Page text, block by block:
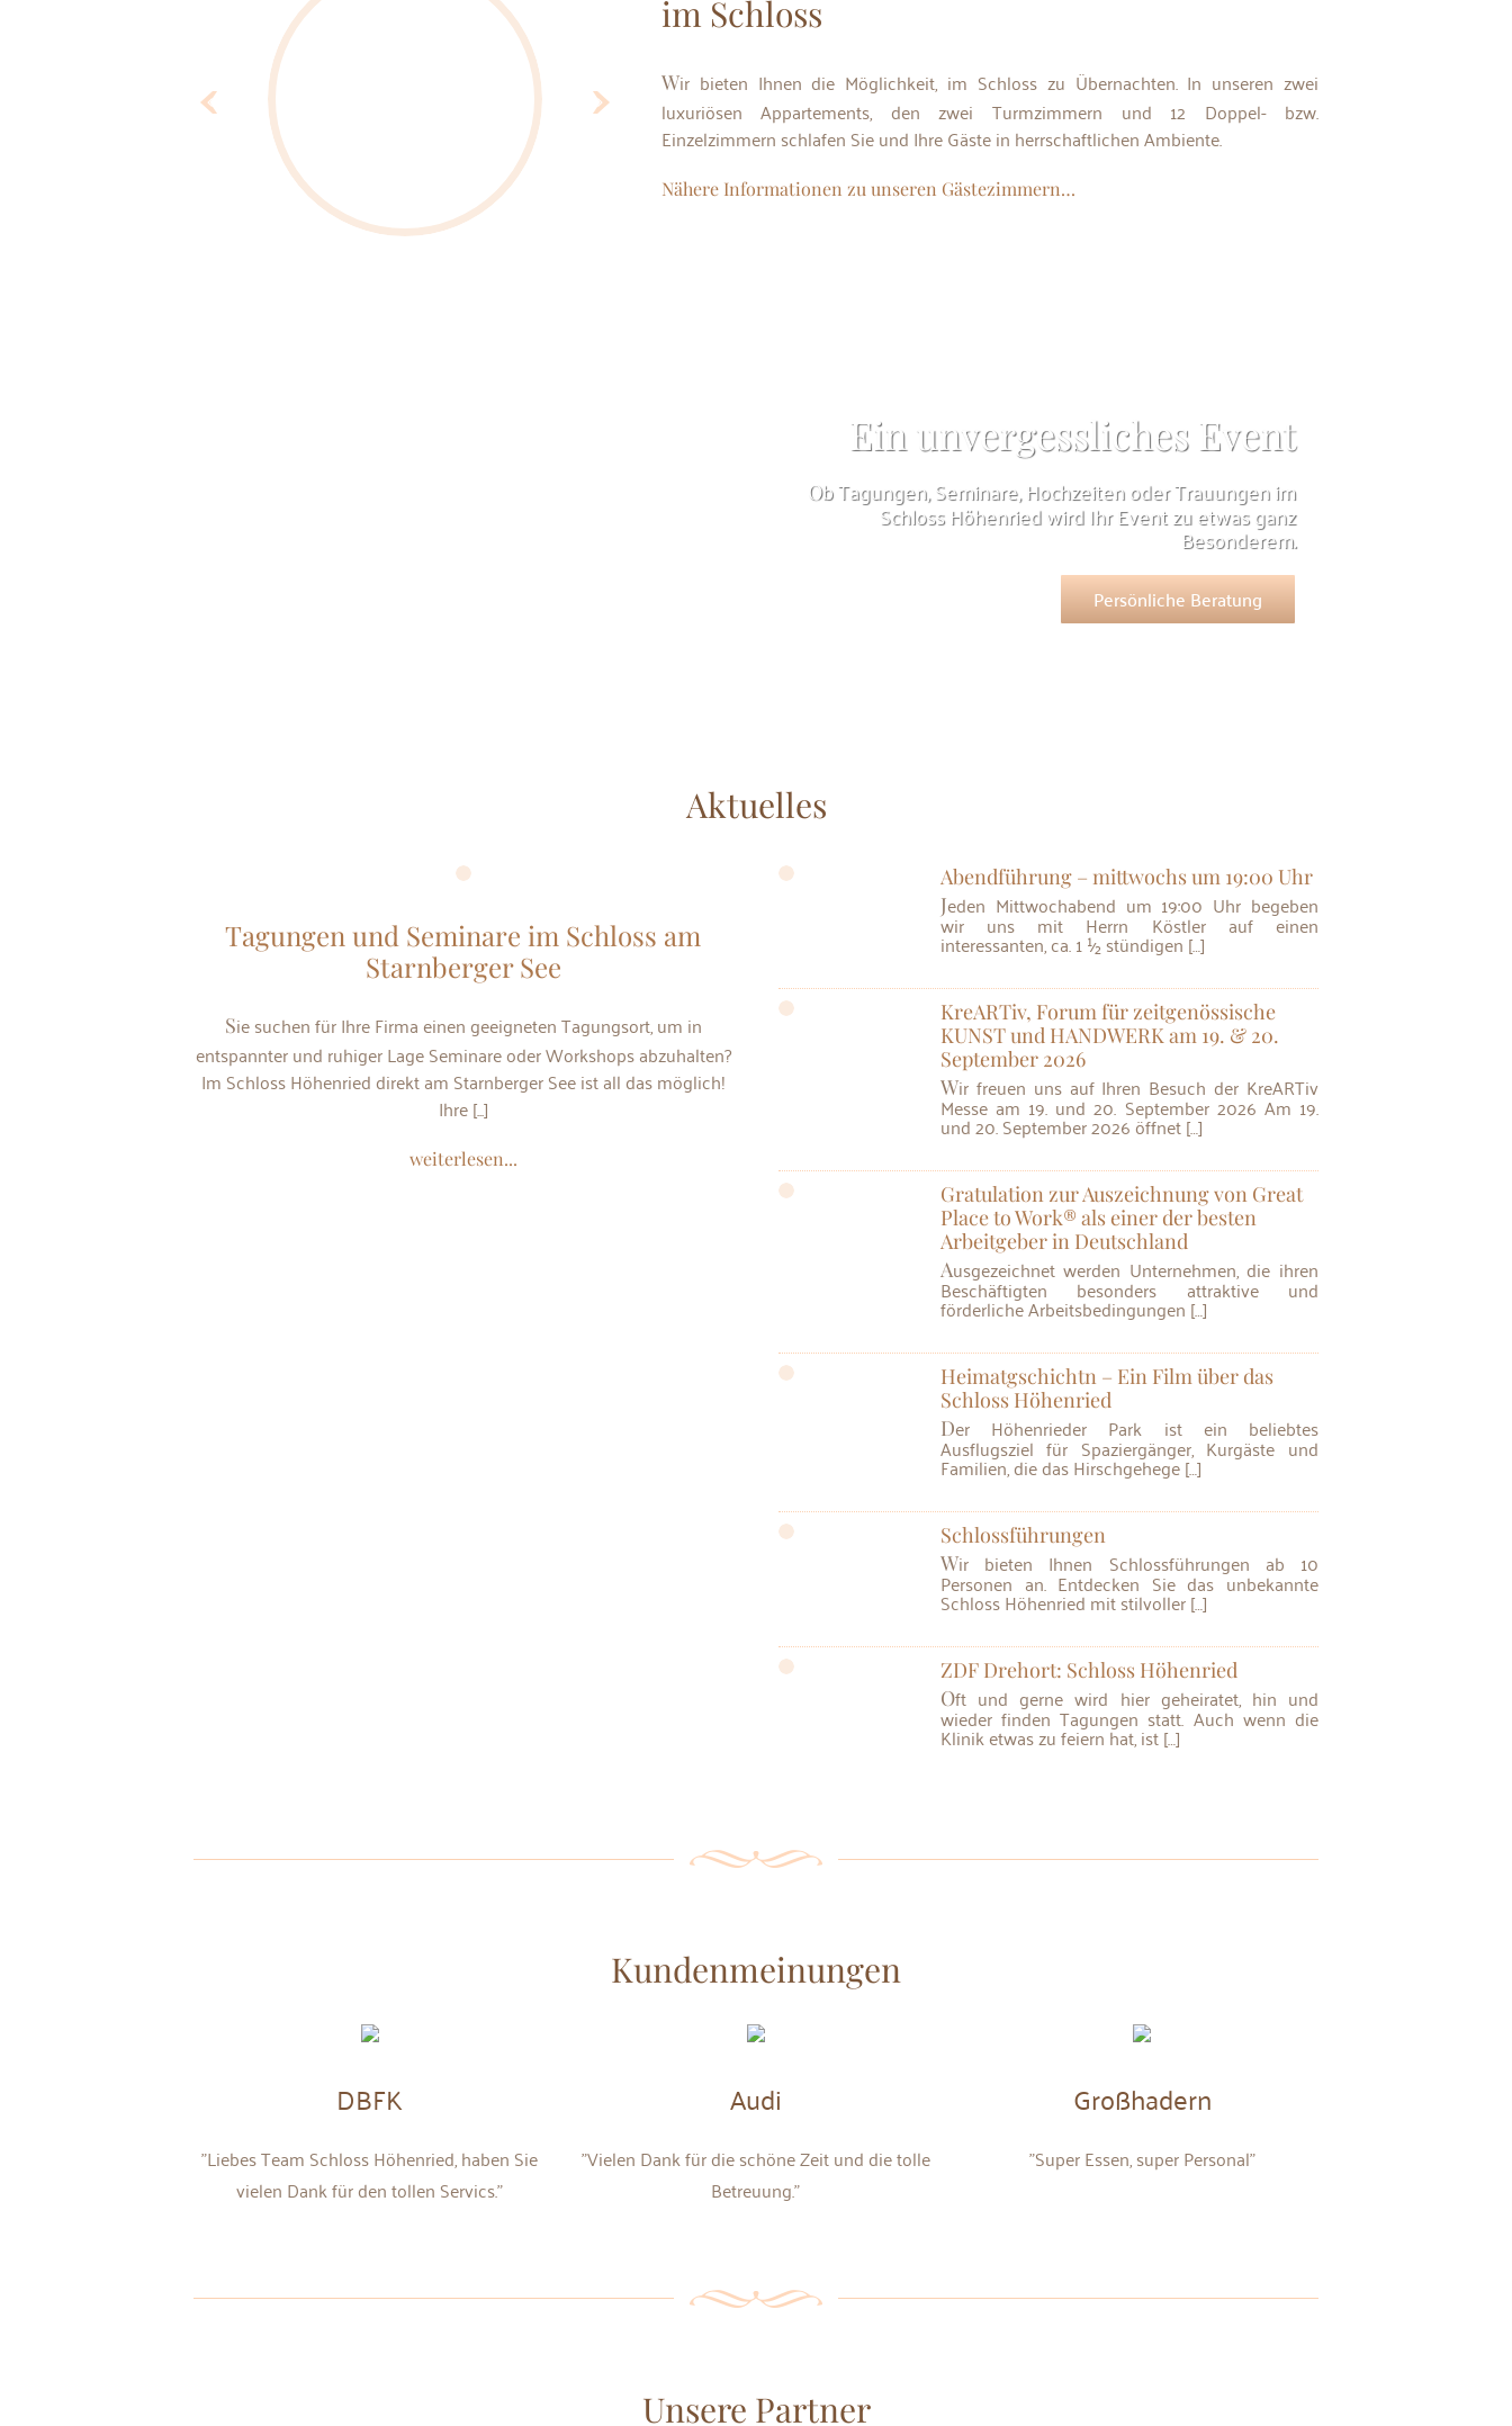
im Schloss
Wir bieten Ihnen die Möglichkeit, im Schloss zu Übernachten. In unseren zwei
luxuriösen Appartements, den zwei Turmzimmern und 12 Doppel- bzw.
Einzelzimmern schlafen Sie und Ihre Gäste in herrschaftlichen Ambiente.
Nähere Informationen zu unseren Gästezimmern…
Ein unvergessliches Event
Ob Tagungen, Seminare, Hochzeiten oder Trauungen im
Schloss Höhenried wird Ihr Event zu etwas ganz
Besonderem.
Persönliche Beratung
Aktuelles
Tagungen und Seminare im Schloss am
Starnberger See
Sie suchen für Ihre Firma einen geeigneten Tagungsort, um in
entspannter und ruhiger Lage Seminare oder Workshops abzuhalten?
Im Schloss Höhenried direkt am Starnberger See ist all das möglich!
Ihre [...]
weiterlesen...
Abendführung – mittwochs um 19:00 Uhr
Jeden Mittwochabend um 19:00 Uhr begeben
wir uns mit Herrn Köstler auf einen
interessanten, ca. 1 ½ stündigen […]
KreARTiv, Forum für zeitgenössische
KUNST und HANDWERK am 19. & 20.
September 2026
Wir freuen uns auf Ihren Besuch der KreARTiv
Messe am 19. und 20. September 2026 Am 19.
und 20. September 2026 öffnet […]
Gratulation zur Auszeichnung von Great
Place to Work® als einer der besten
Arbeitgeber in Deutschland
Ausgezeichnet werden Unternehmen, die ihren
Beschäftigten besonders attraktive und
förderliche Arbeitsbedingungen […]
Heimatgschichtn – Ein Film über das
Schloss Höhenried
Der Höhenrieder Park ist ein beliebtes
Ausflugsziel für Spaziergänger, Kurgäste und
Familien, die das Hirschgehege […]
Schlossführungen
Wir bieten Ihnen Schlossführungen ab 10
Personen an. Entdecken Sie das unbekannte
Schloss Höhenried mit stilvoller […]
ZDF Drehort: Schloss Höhenried
Oft und gerne wird hier geheiratet, hin und
wieder finden Tagungen statt. Auch wenn die
Klinik etwas zu feiern hat, ist […]
Kundenmeinungen
DBFK
"Liebes Team Schloss Höhenried, haben Sie
vielen Dank für den tollen Servics."
Audi
"Vielen Dank für die schöne Zeit und die tolle
Betreuung."
Großhadern
"Super Essen, super Personal"
Unsere Partner